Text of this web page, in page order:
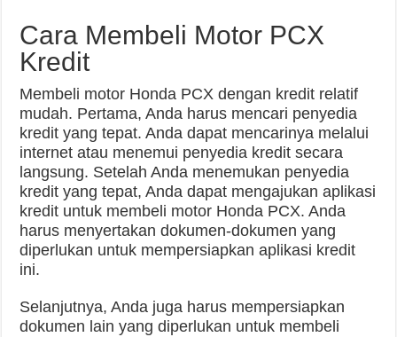
Cara Membeli Motor PCX
Kredit
Membeli motor Honda PCX dengan kredit relatif
mudah. Pertama, Anda harus mencari penyedia
kredit yang tepat. Anda dapat mencarinya melalui
internet atau menemui penyedia kredit secara
langsung. Setelah Anda menemukan penyedia
kredit yang tepat, Anda dapat mengajukan aplikasi
kredit untuk membeli motor Honda PCX. Anda
harus menyertakan dokumen-dokumen yang
diperlukan untuk mempersiapkan aplikasi kredit
ini.
Selanjutnya, Anda juga harus mempersiapkan
dokumen lain yang diperlukan untuk membeli